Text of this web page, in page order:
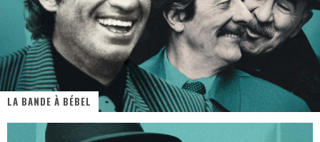
« Mon Village Révolté » - Combattre un Projet !
Star Fox
PsyRiver 2026 : la magie revient sur les rives de l’Aar
LA BANDE À BÉBEL